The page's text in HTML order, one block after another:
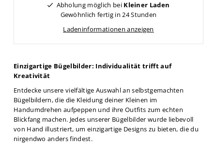
Abholung möglich bei Kleiner Laden
Gewöhnlich fertig in 24 Stunden
Ladeninformationen anzeigen
Einzigartige Bügelbilder: Individualität trifft auf
Kreativität
Entdecke unsere vielfältige Auswahl an selbstgemachten
Bügelbildern, die die Kleidung deiner Kleinen im
Handumdrehen aufpeppen und ihre Outfits zum echten
Blickfang machen. Jedes unserer Bügelbilder wurde liebevoll
von Hand illustriert, um einzigartige Designs zu bieten, die du
nirgendwo anders findest.